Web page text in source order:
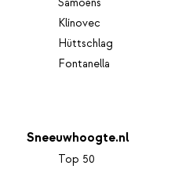
Samoëns
Klínovec
Hüttschlag
Fontanella
Sneeuwhoogte.nl
Top 50